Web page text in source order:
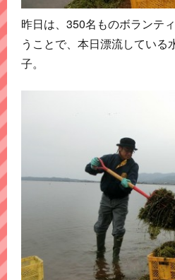
昨日は、350名ものボランテ
うことで、本日漂流している
子。